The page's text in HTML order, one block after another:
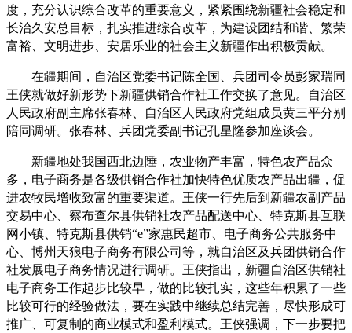
度，充分认识综合改革的重要意义，紧紧围绕新疆社会稳定和
长治久安总目标，扎实推进综合改革，为建设团结和谐、繁荣
富裕、文明进步、安居乐业的社会主义新疆作出积极贡献。
在疆期间，自治区党委书记陈全国、兵团司令员彭家瑞同
王侠就做好新形势下新疆供销合作社工作交换了意见。自治区
人民政府副主席张春林、自治区人民政府党组成员黄三平分别
陪同调研。张春林、兵团党委副书记孔星隆参加座谈会。
新疆地处我国西北边陲，农业物产丰富，特色农产品众
多，电子商务是各级供销合作社加快特色优质农产品出疆，促
进农牧民增收致富的重要渠道。王侠一行先后到新疆农副产品
交易中心、察布查尔县供销社农产品配送中心、特克斯县互联
网小镇、特克斯县供销“e”家惠民超市、电子商务公共服务中
心、博州天狼电子商务有限公司等，就自治区及兵团供销合作
社发展电子商务情况进行调研。王侠指出，新疆自治区供销社
电子商务工作起步比较早，做的比较扎实，这些年积累了一些
比较可行的经验做法，要在实践中继续总结完善，尽快形成可
推广、可复制的商业模式和盈利模式。王侠强调，下一步要把